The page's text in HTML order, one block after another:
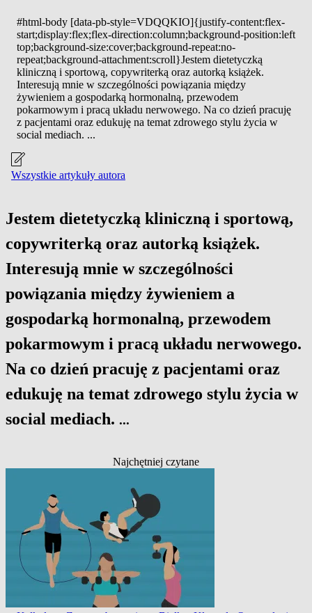
#html-body [data-pb-style=VDQQKIO]{justify-content:flex-
start;display:flex;flex-direction:column;background-position:left
top;background-size:cover;background-repeat:no-
repeat;background-attachment:scroll}Jestem dietetyczką
kliniczną i sportową, copywriterką oraz autorką książek.
Interesują mnie w szczególności powiązania między
żywieniem a gospodarką hormonalną, przewodem
pokarmowym i pracą układu nerwowego. Na co dzień pracuję
z pacjentami oraz edukuję na temat zdrowego stylu życia w
social mediach. ...
Wszystkie artykuły autora
Jestem dietetyczką kliniczną i sportową,
copywriterką oraz autorką książek.
Interesują mnie w szczególności
powiązania między żywieniem a
gospodarką hormonalną, przewodem
pokarmowym i pracą układu nerwowego.
Na co dzień pracuję z pacjentami oraz
edukuję na temat zdrowego stylu życia w
social mediach. ...
Najchętniej czytane